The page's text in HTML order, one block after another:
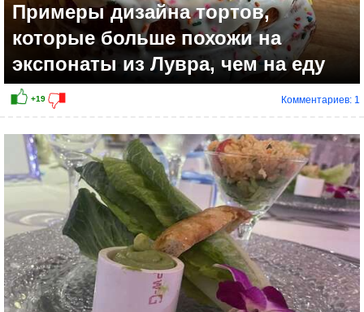
Примеры дизайна тортов,
которые больше похожи на
экспонаты из Лувра, чем на еду
Комментариев: 1